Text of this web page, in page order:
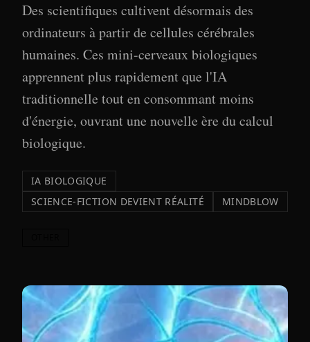
Des scientifiques cultivent désormais des
ordinateurs à partir de cellules cérébrales
humaines. Ces mini-cerveaux biologiques
apprennent plus rapidement que l'IA
traditionnelle tout en consommant moins
d'énergie, ouvrant une nouvelle ère du calcul
biologique.
IA BIOLOGIQUE
SCIENCE-FICTION DEVIENT RÉALITÉ
MINDBLOW